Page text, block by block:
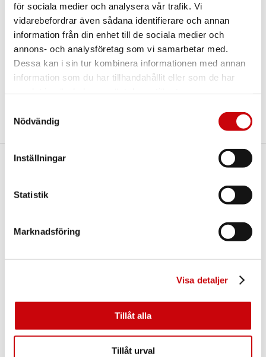
för sociala medier och analysera vår trafik. Vi
vidarebefordrar även sådana identifierare och annan
information från din enhet till de sociala medier och
annons- och analysföretag som vi samarbetar med.
Dessa kan i sin tur kombinera informationen med annan
information som du har tillhandahållit eller som de har
Nödvändig
Inställningar
Statistik
Marknadsföring
Visa detaljer
Tillåt alla
Tillåt urval
Varianten finns att köpa i webshoppen. I
offertförfrågan väljer dumått, ytbehandling,
Kontakta oss viamejlellertelefonom du har
några funderingar eller särskilda önskemål.
Dela